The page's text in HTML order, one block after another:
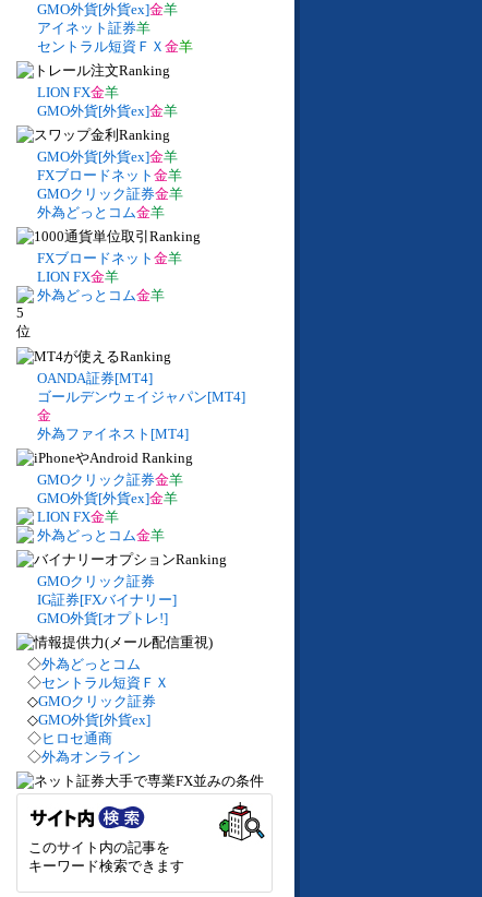
GMO外貨[外貨ex]金羊
アイネット証券羊
セントラル短資ＦＸ 金羊
LION FX金羊
GMO外貨[外貨ex]金羊
GMO外貨[外貨ex]金羊
FXブロードネット 金羊
GMOクリック証券金羊
外為どっとコム金羊
FXブロードネット 金羊
LION FX金羊
外為どっとコム金羊
OANDA証券[MT4]
ゴールデンウェイジャパン[MT4]
金
外為ファイネスト[MT4]
GMOクリック証券金羊
GMO外貨[外貨ex]金羊
LION FX金羊
外為どっとコム金羊
GMOクリック証券
IG証券[FXバイナリー]
GMO外貨[オプトレ!]
◇外為どっとコム
◇セントラル短資ＦＸ
◇GMOクリック証券
◇GMO外貨[外貨ex]
◇ヒロセ通商
◇外為オンライン
このサイト内の記事を
キーワード検索できます